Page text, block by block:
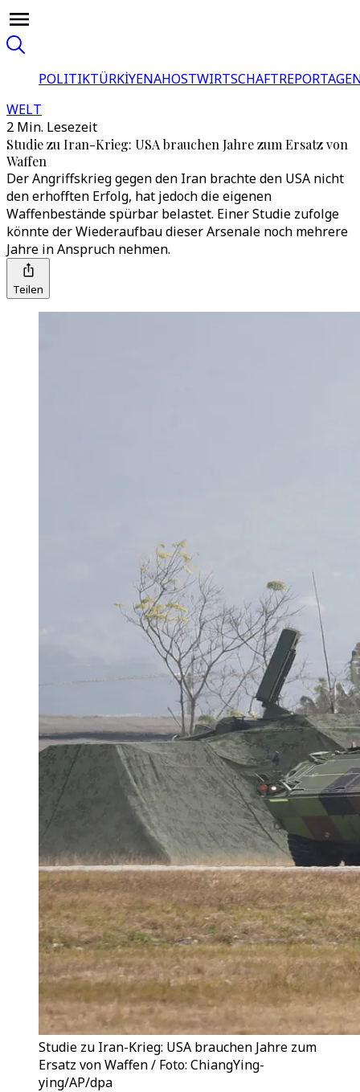
POLITIKTÜRKİYENAHOSTWIRTSCHAFT
WELT
2 Min. Lesezeit
Studie zu Iran-Krieg: USA brauchen Jahre zum Ersatz von
Waffen
Der Angriffskrieg gegen den Iran brachte den USA nicht
den erhofften Erfolg, hat jedoch die eigenen
Waffenbestände spürbar belastet. Einer Studie zufolge
könnte der Wiederaufbau dieser Arsenale noch mehrere
Jahre in Anspruch nehmen.
Teilen
Studie zu Iran-Krieg: USA brauchen Jahre zum
Ersatz von Waffen / Foto: ChiangYing-
ying/AP/dpa